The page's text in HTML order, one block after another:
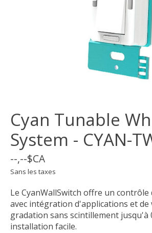
Cyan Tunable
System - CYAN-
--,--$CA
Sans les taxes
Le CyanWallSwitch offre un
avec intégration d'applications et de
gradation sans scintillement jusqu'à
installation facile.